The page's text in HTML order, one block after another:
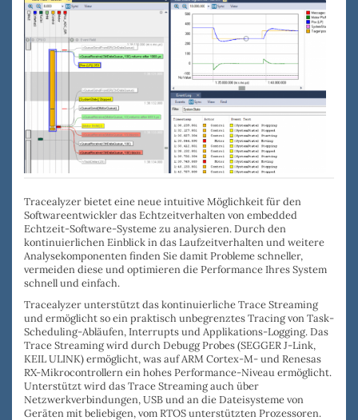
Tracealyzer bietet eine neue intuitive Möglichkeit für den
Softwareentwickler das Echtzeitverhalten von embedded
Echtzeit-Software-Systeme zu analysieren. Durch den
kontinuierlichen Einblick in das Laufzeitverhalten und weitere
Analysekomponenten finden Sie damitProbleme schneller,
vermeiden diese und optimieren die PerformanceIhres System
schnell und einfach.
Tracealyzerunterstützt daskontinuierliche Trace Streaming
und ermöglicht so ein praktisch unbegrenztes Tracing von Task-
Scheduling-Abläufen, Interrupts und Applikations-Logging. Das
Trace Streaming wird durch Debugg Probes(SEGGER J-Link,
KEIL ULINK) ermöglicht, was auf ARM Cortex-M- und Renesas
RX-Mikrocontrollern ein hohes Performance-Niveau ermöglicht.
Unterstützt wird das Trace Streaming auch über
Netzwerkverbindungen, USBund an dieDateisystemevon
Geräten mit beliebigen, vom RTOS unterstützten Prozessoren.